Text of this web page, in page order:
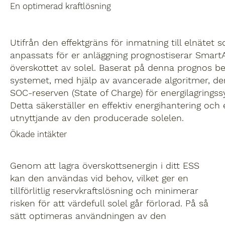
En optimerad kraftlösning
Utifrån den effektgräns för inmatning till elnätet
anpassats för er anläggning prognostiserar
överskottet av solel. Baserat på denna prognos
systemet, med hjälp av avancerade algoritmer,
SOC-reserven (State of Charge) för
Detta säkerställer en effektiv energihantering
utnyttjande av den producerade solelen.
Ökade intäkter
Genom att lagra överskottsenergin i ditt ESS
kan den användas vid behov, vilket ger en
tillförlitlig reservkraftslösning och minimerar
risken för att värdefull solel går förlorad. På så
sätt optimeras användningen av den